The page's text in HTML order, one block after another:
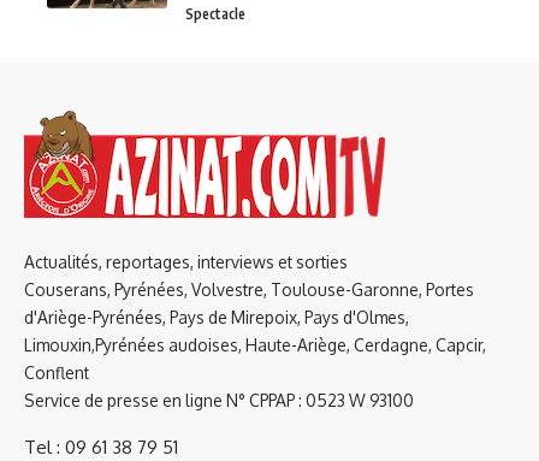
Spectacle
Actualités, reportages, interviews et sorties
Couserans, Pyrénées, Volvestre, Toulouse-Garonne, Portes
d'Ariège-Pyrénées, Pays de Mirepoix, Pays d'Olmes,
Limouxin,Pyrénées audoises, Haute-Ariège, Cerdagne, Capcir,
Conflent
Service de presse en ligne N° CPPAP : 0523 W 93100
Tel : 09 61 38 79 51